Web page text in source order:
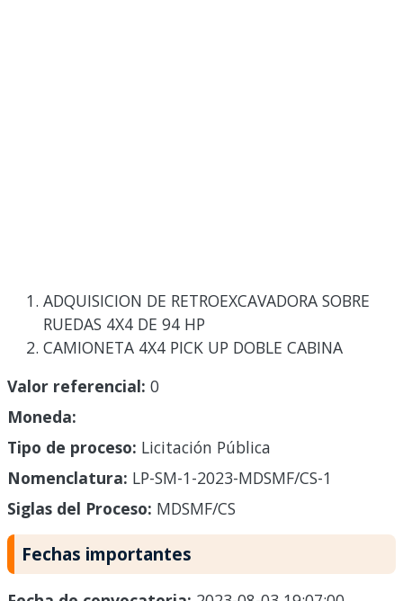
ADQUISICION DE RETROEXCAVADORA SOBRE
RUEDAS 4X4 DE 94 HP
CAMIONETA 4X4 PICK UP DOBLE CABINA
Valor referencial: 0
Moneda:
Tipo de proceso: Licitación Pública
Nomenclatura: LP-SM-1-2023-MDSMF/CS-1
Siglas del Proceso: MDSMF/CS
Fechas importantes